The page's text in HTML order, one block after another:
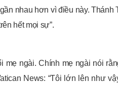
nhau hơn vì điều này. Thánh
hết mọi sự”.
ngài. Chính mẹ ngài nói
News: “Tôi lớn lên như